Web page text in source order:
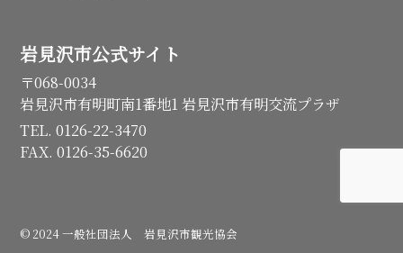
岩見沢市公式サイト
〒068-0034
岩見沢市有明町南1番地1 岩見沢市有明交流プラザ
TEL. 0126-22-3470
FAX. 0126-35-6620
© 2024 一般社団法人 岩見沢市観光協会